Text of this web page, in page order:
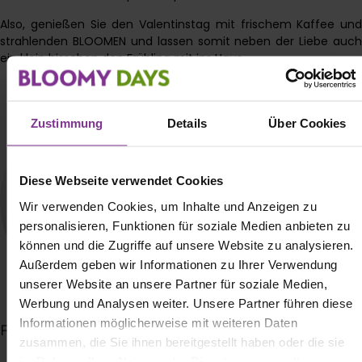
Zustimmung Details Über Cookies
Diese Webseite verwendet Cookies
Wir verwenden Cookies, um Inhalte und Anzeigen zu
personalisieren, Funktionen für soziale Medien anbieten zu
können und die Zugriffe auf unsere Website zu analysieren.
Außerdem geben wir Informationen zu Ihrer Verwendung
unserer Website an unsere Partner für soziale Medien,
Werbung und Analysen weiter. Unsere Partner führen diese
Informationen möglicherweise mit weiteren Daten
zusammen, die Sie ihnen bereitgestellt haben oder die sie
Also, genießen Sie den Valentinstag mit frischem Kaffee und
strahlenden BLOOMEN und lassen somit neben der Liebe auch
ein klein bisschen den Frühling mit ins Haus.
Fabienne Lüdtke